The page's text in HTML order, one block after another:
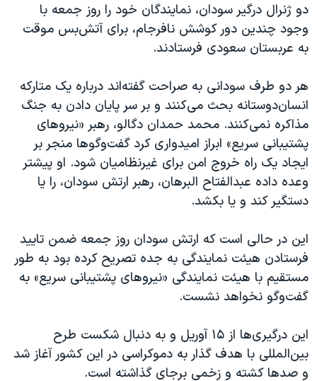
دو ژنرال درگیر سودان، نمایندگان خود را روز جمعه با
وجود چندین دور کوشش نافرجام، برای آتش‌بس موقت
به عربستان سعودی فرستادند.
هر دو طرف سودانی به صراحت گفته‌اند درباره یک متارکه
انسان‌دوستانه بحث می‌کنند و بر سر پایان دادن به جنگ
مذاکره نمی‌کنند. محمد حمدان دگالو، رهبر «نیروهای
پشتیبانی سریع» ابراز امیدواری کرد گفت‌وگوها منجر بر
ایجاد یک راه خروج امن برای غیرنظامیان شود. او پیشتر
وعده داده عبدالفتاح البرهان، رهبر ارتش سودان، را یا
دستگیر کند و یا بکشد.
این در حالی است که ارتش سودان روز جمعه ضمن تایید
فرستادن هیئت نمایندگی به جده تصریح کرده بود به طور
مستقیم با هیئت نمایندگی «نیروهای پشتیبانی سریع» به
گفت‌وگو نخواهد نشست.
این درگیری‌ها از ۱۵ آوریل و به دنبال شکست طرح
بین‌المللی با هدف گذار به دموکراسی در این کشور آغاز شد
و صدها کشته و زخمی برجای گذاشته است.